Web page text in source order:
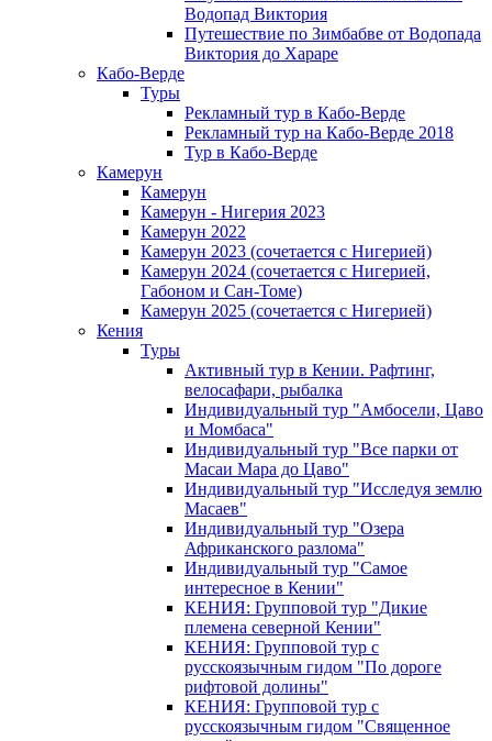
Водопад Виктория
Путешествие по Зимбабве от Водопада
Виктория до Хараре
Кабо-Верде
Туры
Рекламный тур в Кабо-Верде
Рекламный тур на Кабо-Верде 2018
Тур в Кабо-Верде
Камерун
Камерун
Камерун - Нигерия 2023
Камерун 2022
Камерун 2023 (сочетается с Нигерией)
Камерун 2024 (сочетается с Нигерией,
Габоном и Сан-Томе)
Камерун 2025 (сочетается с Нигерией)
Кения
Туры
Активный тур в Кении. Рафтинг,
велосафари, рыбалка
Индивидуальный тур "Амбосели, Цаво
и Момбаса"
Индивидуальный тур "Все парки от
Масаи Мара до Цаво"
Индивидуальный тур "Исследуя землю
Масаев"
Индивидуальный тур "Озера
Африканского разлома"
Индивидуальный тур "Самое
интересное в Кении"
КЕНИЯ: Групповой тур "Дикие
племена северной Кении"
КЕНИЯ: Групповой тур с
русскоязычным гидом "По дороге
рифтовой долины"
КЕНИЯ: Групповой тур с
русскоязычным гидом "Священное